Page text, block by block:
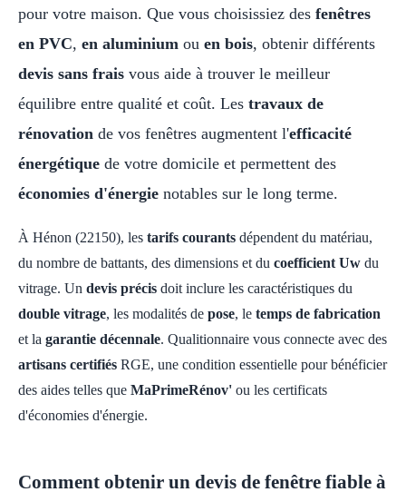
pour votre maison. Que vous choisissiez des fenêtres
en PVC, en aluminium ou en bois, obtenir différents
devis sans frais vous aide à trouver le meilleur
équilibre entre qualité et coût. Les travaux de
rénovation de vos fenêtres augmentent l'efficacité
énergétique de votre domicile et permettent des
économies d'énergie notables sur le long terme.
À Hénon (22150), les tarifs courants dépendent du matériau,
du nombre de battants, des dimensions et du coefficient Uw du
vitrage. Un devis précis doit inclure les caractéristiques du
double vitrage, les modalités de pose, le temps de fabrication
et la garantie décennale. Qualitionnaire vous connecte avec des
artisans certifiés RGE, une condition essentielle pour bénéficier
des aides telles que MaPrimeRénov' ou les certificats
d'économies d'énergie.
Comment obtenir un devis de fenêtre fiable à